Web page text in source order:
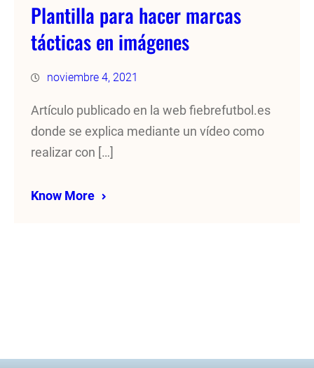
Plantilla para hacer marcas
tácticas en imágenes
noviembre 4, 2021
Artículo publicado en la web fiebrefutbol.es
donde se explica mediante un vídeo como
realizar con […]
Know More